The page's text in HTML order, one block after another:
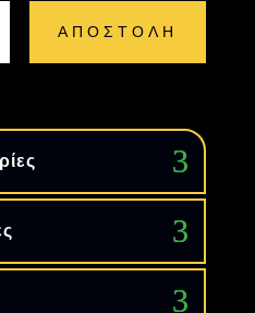
ΑΠΟΣΤΟΛΗ